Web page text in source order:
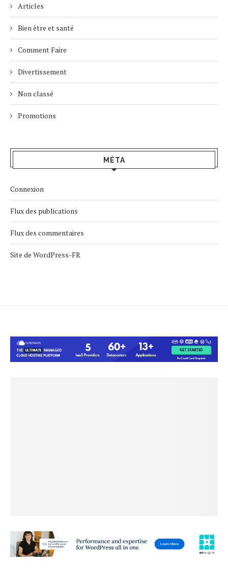
Articles
Bien être et santé
Comment Faire
Divertissement
Non classé
Promotions
MÉTA
Connexion
Flux des publications
Flux des commentaires
Site de WordPress-FR